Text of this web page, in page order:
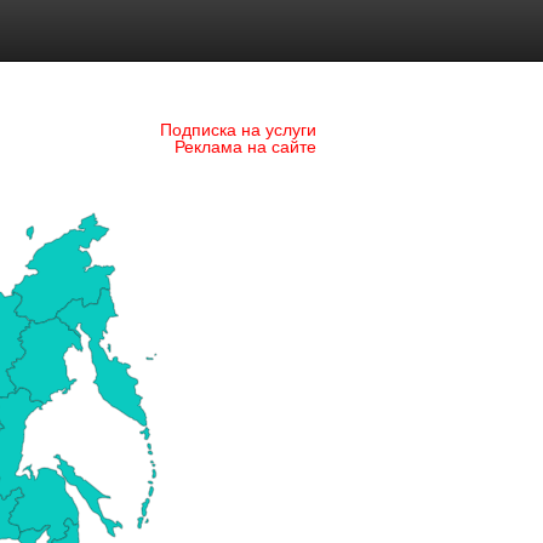
Подписка на услуги
Реклама на сайте